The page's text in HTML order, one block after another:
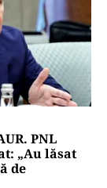
PNL
„Au lăsat
de